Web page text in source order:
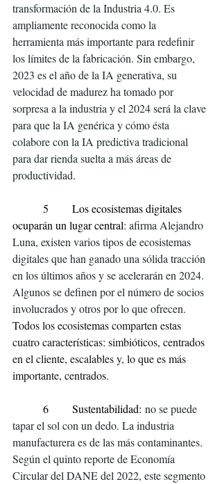
transformación de la Industria 4.0. Es
ampliamente reconocida como la
herramienta más importante para redefinir
los límites de la fabricación. Sin embargo,
2023 es el año de la IA generativa, su
velocidad de madurez ha tomado por
sorpresa a la industria y el 2024 será la clave
para que la IA genérica y cómo ésta
colabore con la IA predictiva tradicional
para dar rienda suelta a más áreas de
productividad.
5       Los ecosistemas digitales
ocuparán un lugar central: afirma Alejandro
Luna, existen varios tipos de ecosistemas
digitales que han ganado una sólida tracción
en los últimos años y se acelerarán en 2024.
Algunos se definen por el número de socios
involucrados y otros por lo que ofrecen.
Todos los ecosistemas comparten estas
cuatro características: simbióticos, centrados
en el cliente, escalables y, lo que es más
importante, centrados.
6       Sustentabilidad: no se puede
tapar el sol con un dedo. La industria
manufacturera es de las más contaminantes.
Según el quinto reporte de Economía
Circular del DANE del 2022, este segmento